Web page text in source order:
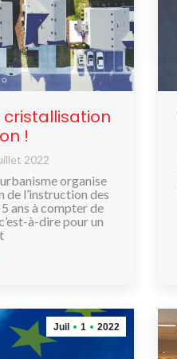
cristallisation
!
2022
organise
l’instruction des
ans à compter de
à-dire pour un
Juil 1 2022